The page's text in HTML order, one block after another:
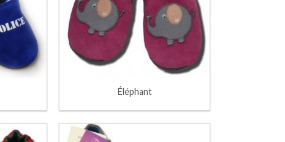
Éléphant